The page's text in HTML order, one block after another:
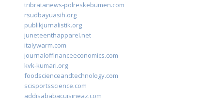
tribratanews-polreskebumen.com
rsudbayuasih.org
publikjurnalistik.org
juneteenthapparel.net
italywarm.com
journaloffinanceeconomics.com
kvk-kumari.org
foodscienceandtechnology.com
scisportsscience.com
addisababacuisineaz.com